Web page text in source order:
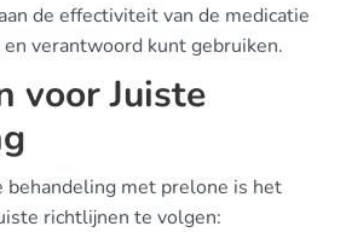
de effectiviteit van de medicatie
verantwoord kunt gebruiken.
voor Juiste
behandeling met prelone is het
richtlijnen te volgen: